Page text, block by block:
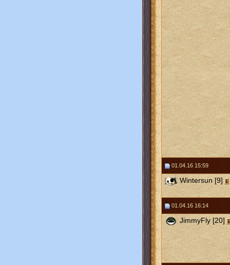
01.04.16 15:59
Wintersun [9]
01.04.16 16:14
JimmyFly [20]